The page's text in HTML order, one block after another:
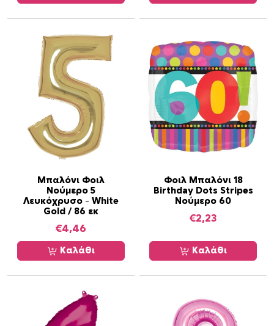
Μπαλόνι Φοιλ
Νούμερο 5
Λευκόχρυσο – White
Gold / 86 εκ
€4,46
Καλάθι
Φοιλ Μπαλόνι 18
Birthday Dots Stripes
Νούμερο 60
€2,23
Καλάθι